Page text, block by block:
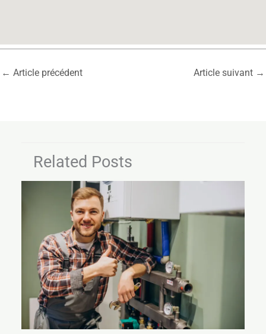
← Article précédent Article suivant →
Related Posts